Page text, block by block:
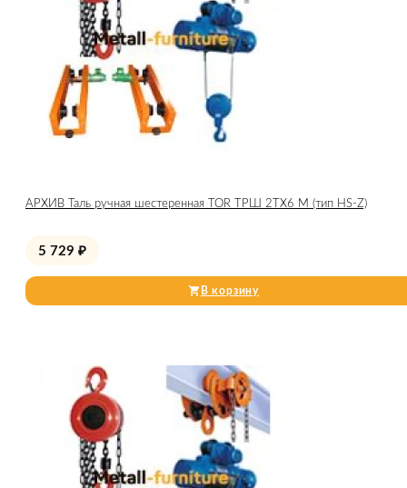
АРХИВ Таль ручная шестеренная TOR ТРШ 2ТХ6 М (тип HS-Z)
5 729 ₽
В корзину